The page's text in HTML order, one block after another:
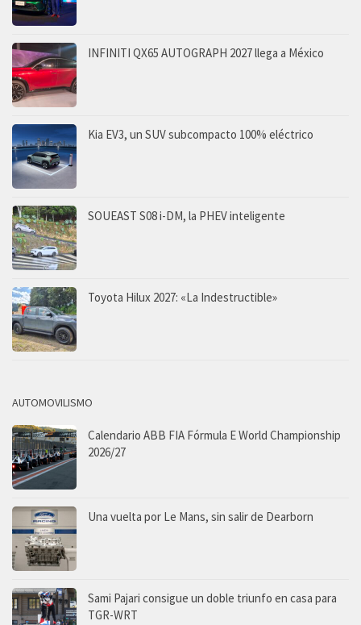
INFINITI QX65 AUTOGRAPH 2027 llega a México
Kia EV3, un SUV subcompacto 100% eléctrico
SOUEAST S08 i-DM, la PHEV inteligente
Toyota Hilux 2027: «La Indestructible»
AUTOMOVILISMO
Calendario ABB FIA Fórmula E World Championship
2026/27
Una vuelta por Le Mans, sin salir de Dearborn
Sami Pajari consigue un doble triunfo en casa para
TGR-WRT